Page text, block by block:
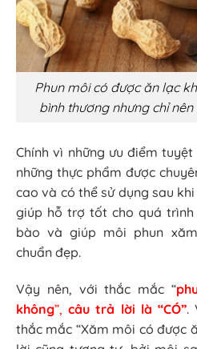
Phun môi có được ăn lạc
bình thương nhưng chỉ
Chính vì những ưu điểm
những thực phẩm được
cao và có thể sử dụng sau khi
giúp hỗ trợ tốt cho quá
bào và giúp môi phun
chuẩn đẹp.
Vậy nên, với thắc mắc “
không”,câu trả lời là “CÓ”.
thắc mắc “Xăm môi có được